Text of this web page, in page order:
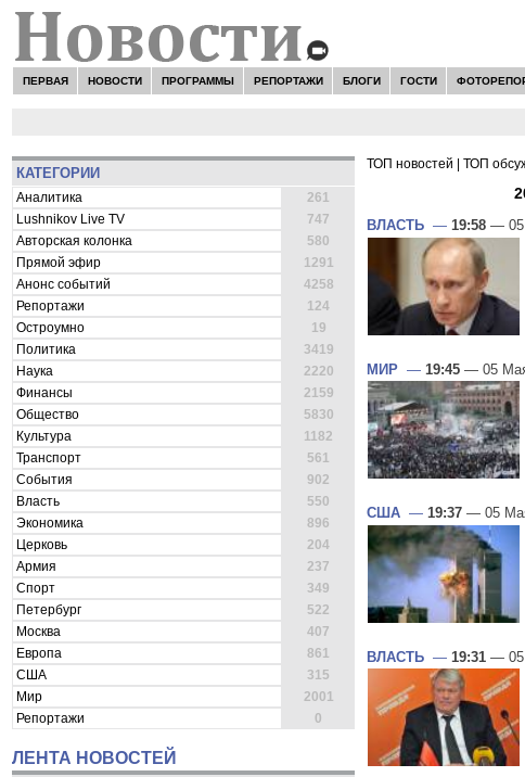
ПЕРВАЯ НОВОСТИ ПРОГРАММЫ РЕПОРТАЖИ БЛОГИ ГОСТИ
КАТЕГОРИИ
Аналитика
261
Lushnikov Live TV
747
Авторская колонка
580
Прямой эфир
1291
Анонс событий
4258
Репортажи
124
Остроумно
19
Политика
3419
Наука
2220
Финансы
2159
Общество
5830
Культура
1182
Транспорт
561
События
902
Власть
550
Экономика
896
Церковь
204
Армия
237
Спорт
349
Петербург
522
Москва
407
Европа
861
США
315
Мир
2001
Репортажи
0
ЛЕНТА НОВОСТЕЙ
ТОП новостей ТОП
ВЛАСТЬ — 19:58 — 05
МИР — 19:45 — 05
США — 19:37 — 05
ВЛАСТЬ — 19:31 — 05